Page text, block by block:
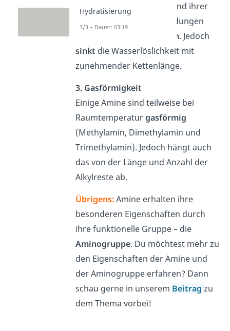
Zudem sind Amine aufgrund ihrer
Fähigkeit, Dipol-Dipol-Bindungen
wasserlöslich. Jedoch
sinkt die Wasserlöslichkeit mit
zunehmender Kettenlänge.
3. Gasförmigkeit
Einige Amine sind teilweise bei
Raumtemperaturgasförmig
(Methylamin, Dimethylamin und
Trimethylamin). Jedoch hängt auch
das von der Länge und Anzahl der
Alkylreste ab.
Übrigens:Amine erhalten ihre
besonderen Eigenschaften durch
ihre funktionelle Gruppe – die
Aminogruppe. Du möchtest mehr zu
den Eigenschaften der Amine und
der Aminogruppe erfahren? Dann
schau gerne in unserem Beitragzu
dem Thema vorbei!
Hydratisierung
3/3 – Dauer: 03:19